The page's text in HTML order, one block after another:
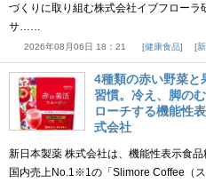
づくりに取り組む株式会社イブフローラ
サ……
2026年08月06日 18：21 健康食品
4種類の赤い野菜と
習慣。冷え、脚の
ローチする機能性
式会社
新日本製薬 株式会社は、機能性表示食
国内売上No.1※1の「Slimore Coffee（